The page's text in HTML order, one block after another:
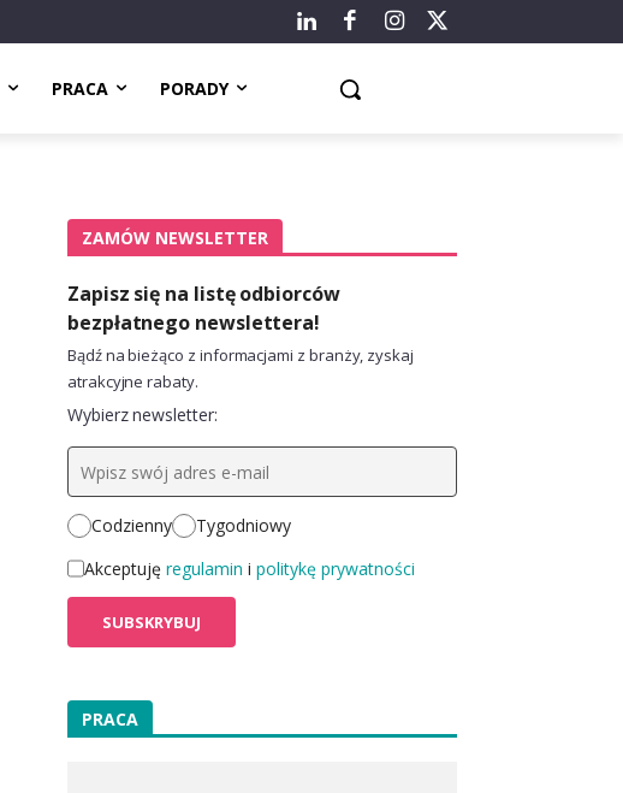
PRACA PORADY
ZAMÓW NEWSLETTER
Zapisz się na listę odbiorców
bezpłatnego newslettera!
Bądź na bieżąco z informacjami z branży, zyskaj
atrakcyjne rabaty.
Wybierz newsletter:
Codzienny
Tygodniowy
Akceptuję regulamin i politykę prywatności
PRACA